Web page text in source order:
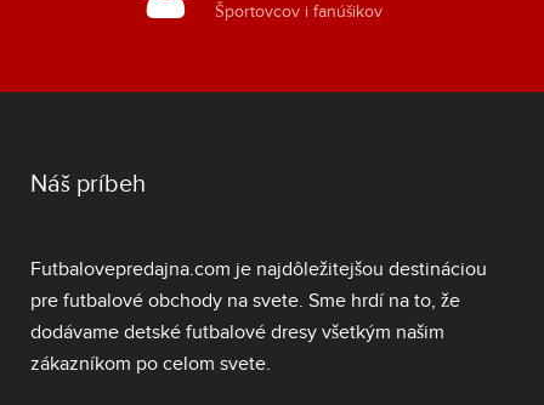
Športovcov i fanúšikov
Náš príbeh
Futbalovepredajna.com je najdôležitejšou destináciou
pre futbalové obchody na svete. Sme hrdí na to, že
dodávame detské futbalové dresy všetkým našim
zákazníkom po celom svete.